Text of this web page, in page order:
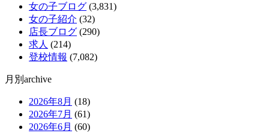
女の子ブログ (3,831)
女の子紹介 (32)
店長ブログ (290)
求人 (214)
登校情報 (7,082)
月別archive
2026年8月 (18)
2026年7月 (61)
2026年6月 (60)